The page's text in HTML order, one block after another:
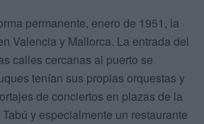
permanente, enero de 1951, la
Valencia y Mallorca. La entrada del
calles cercanas al puerto se
tenían sus propias orquestas y
de conciertos en plazas de la
y especialmente un restaurante